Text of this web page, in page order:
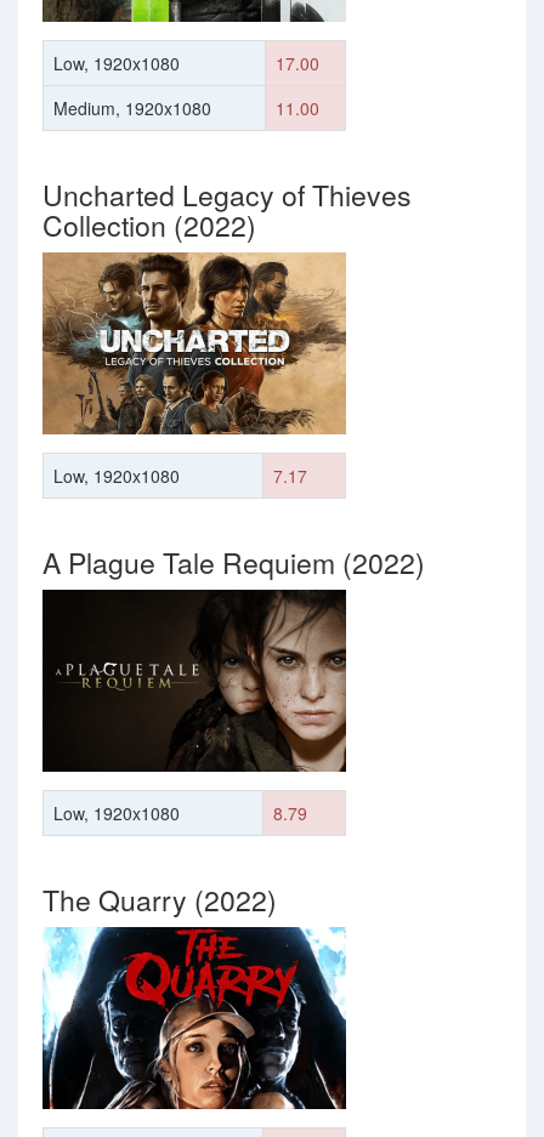
Low, 1920x1080
17.00
Medium, 1920x1080
11.00
Uncharted Legacy of Thieves
Collection (2022)
Low, 1920x1080 7.17
A Plague Tale Requiem (2022)
Low, 1920x1080 8.79
The Quarry (2022)